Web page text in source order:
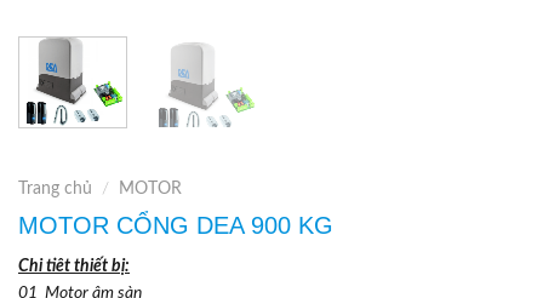
Trang chủ / MOTOR
MOTOR CỔNG DEA 900 KG
Chi tiêt thiết bị:
01 Motor âm sàn